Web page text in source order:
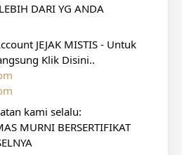
DARI YG ANDA
JEJAK MISTIS - Untuk
Klik Disini..
kami selalu:
MURNI BERSERTIFIKAT